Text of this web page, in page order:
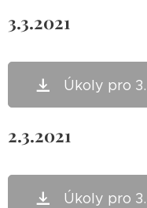
3.3.2021
Úkoly pro
2.3.2021
Úkoly pro